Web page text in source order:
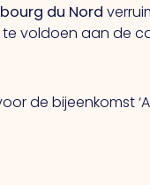
du Nord
voldoen aan de
de bijeenkomst